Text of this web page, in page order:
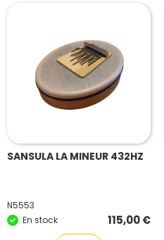
SANSULA LA MINEUR 432HZ
N5553
En stock
115,00€